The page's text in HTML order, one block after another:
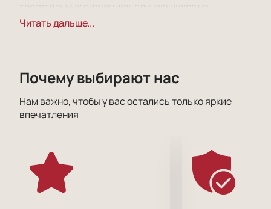
театральной сцене и вне ее, так ловко и мастерски
сопровождение помогут вам ближе узнать
удовольствия от его актерского таланта,
раскрывая для себя его новые грани.
Читать дальше...
Почему выбирают нас
Нам важно, чтобы у вас остались только яркие
впечатления